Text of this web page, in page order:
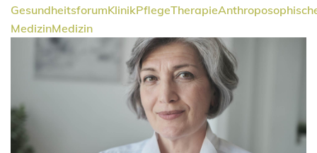
GesundheitsforumKlinikPflegeTherapie
MedizinMedizin